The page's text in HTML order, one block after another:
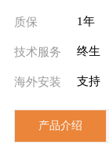
质保 1年
技术服务 终生
海外安装 支持
产品介绍